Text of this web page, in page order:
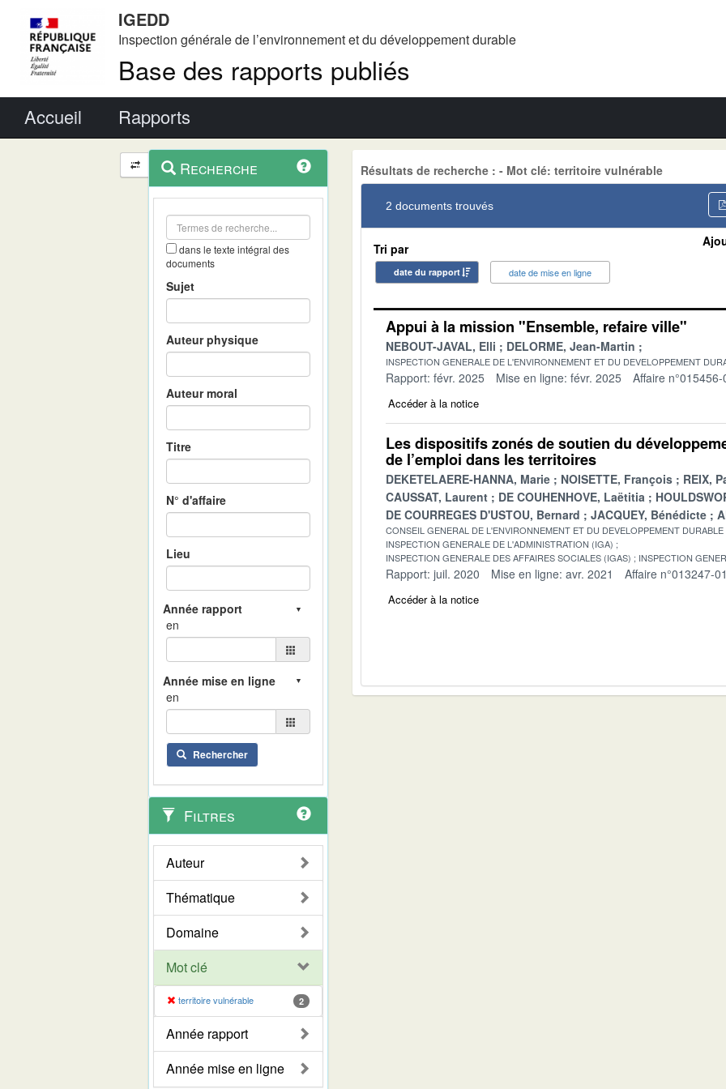
IGEDD
Inspection générale de l’environnement et du développement durable
Base des rapports publiés
Accueil Rapports
Navigation
et
outils
contextuel
Recherche
dans le texte intégral des
documents
Sujet
Auteur physique
Auteur moral
Titre
N° d'affaire
Lieu
en
en
Rechercher
Filtres
Auteur
Thématique
Domaine
Mot clé
territoire vulnérable 2
Année rapport
Année mise en ligne
Résultats de recherche : - Mot clé: territoire vulnérable
2 documents trouvés
Tri par
date du rapport date de mise en ligne
Appui à la mission "Ensemble, refaire ville"
NEBOUT-JAVAL, Elli DELORME, Jean-Martin
INSPECTION GENERALE DE L'ENVIRONNEMENT ET DU DEVELOPPEMENT
Rapport: févr. 2025 Mise en ligne: févr. 2025 Affaire n°015456-
Accéder à la notice
Les dispositifs zonés de soutien du
de l’emploi dans les territoires
DEKETELAERE-HANNA, Marie NOISETTE, François
REIX,
CAUSSAT, Laurent
DE COUHENHOVE, Laëtitia
DE COURREGES D'USTOU, Bernard
JACQUEY, Bénédicte
CONSEIL GENERAL DE L'ENVIRONNEMENT ET DU DEVELOPPEMENT
INSPECTION GENERALE DE L'ADMINISTRATION (IGA)
INSPECTION GENERALE DES AFFAIRES SOCIALES (IGAS)
INSPECTION
Rapport: juil. 2020 Mise en ligne: avr. 2021 Affaire n°013247-
Accéder à la notice